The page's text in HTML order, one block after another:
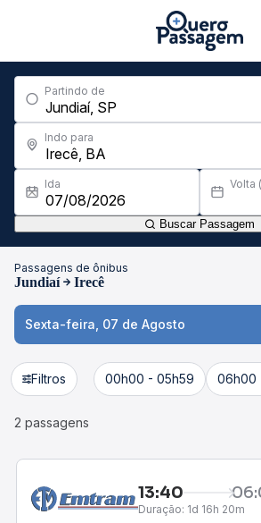
Partindo de
Indo para
Ida Volta
Buscar Passagem
Passagens de ônibus
Jundiaí Irecê
Sexta-feira, 07 de Agosto
Filtros 00h00 - 05h59 06h00
2 passagens
13:40
Duração: 1d 16h 20m